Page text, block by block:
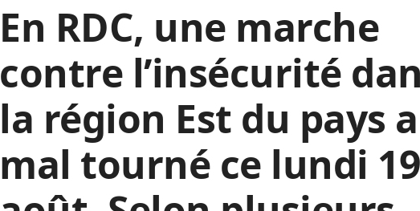
En RDC, une marche
contre l’insécurité
la région Est du pays a
mal tourné ce lundi 19